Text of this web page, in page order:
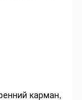
карман,